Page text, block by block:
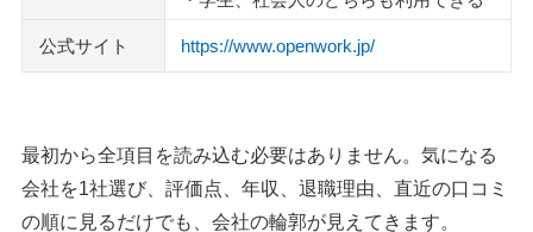
公式サイト https://www.openwork.jp/
最初から全項目を読み込む必要はありません。気になる
会社を1社選び、評価点、年収、退職理由、直近の口コミ
の順に見るだけでも、会社の輪郭が見えてきます。